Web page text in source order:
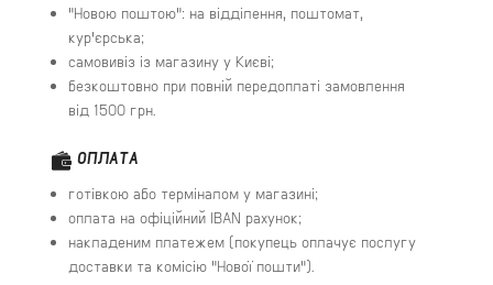
"Новою поштою": на відділення, поштомат,
кур'єрська;
самовивіз із магазину у Києві;
безкоштовно при повній передоплаті замовлення
від 1500 грн.
ОПЛАТА
готівкою або терміналом у магазині;
оплата на офіційний IBAN рахунок;
накладеним платежем (покупець оплачує послугу
доставки та комісію "Нової пошти").